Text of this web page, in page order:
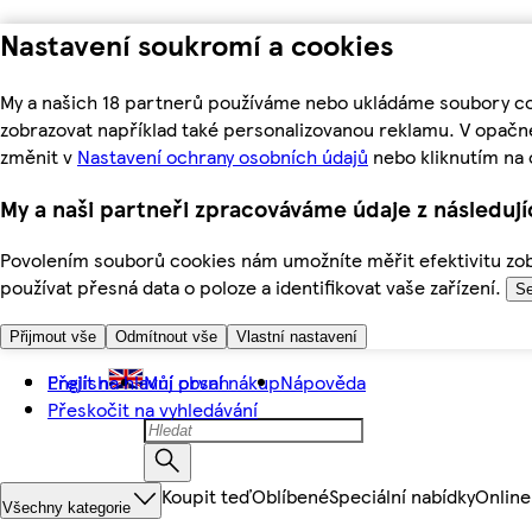
Nastavení soukromí a cookies
My a našich 18 partnerů používáme nebo ukládáme soubory
zobrazovat například také personalizovanou reklamu. V
změnit v Nastavení ochrany osobních údajů nebo kliknutím na
My a naši partneři zpracováváme údaje z
Povolením souborů cookies nám umožníte měřit efektivitu
používat přesná data o poloze a identifikovat vaše zařízení.
Přijmout vše Odmítnout vše Vlastní nastavení
Přejít na hlavní obsah
Přeskočit na vyhledávání
English Můj první nákupNápověda
Všechny kategorie Koupit teďOblíbenéSpeciální nabídky